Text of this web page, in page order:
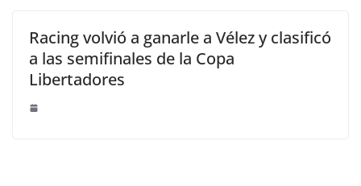
Racing volvió a ganarle a Vélez y clasificó
a las semifinales de la Copa
Libertadores